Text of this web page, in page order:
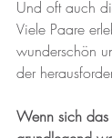
Und oft auch
Viele Paare
wunderschön
der
Wenn sich das